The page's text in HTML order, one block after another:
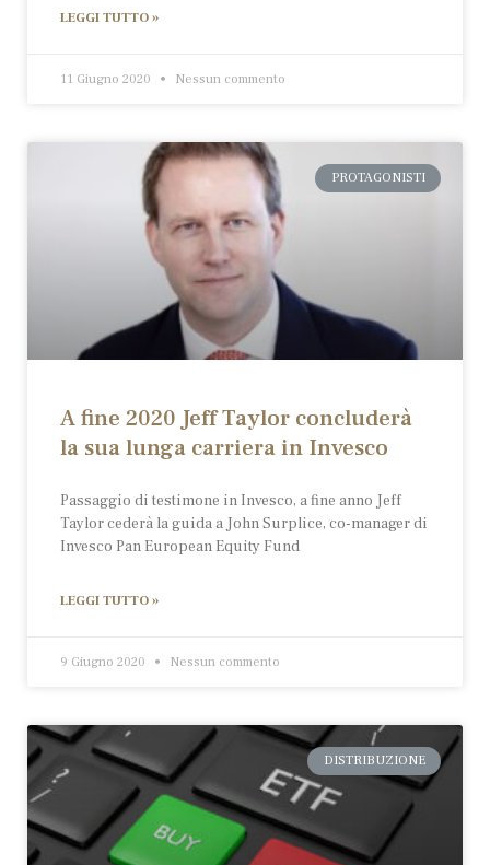
LEGGI TUTTO »
11 Giugno 2020 Nessun commento
PROTAGONISTI
A fine 2020 Jeff Taylor concluderà
la sua lunga carriera in Invesco
Passaggio di testimone in Invesco, a fine anno Jeff
Taylor cederà la guida a John Surplice, co-manager di
Invesco Pan European Equity Fund
LEGGI TUTTO »
9 Giugno 2020 Nessun commento
DISTRIBUZIONE